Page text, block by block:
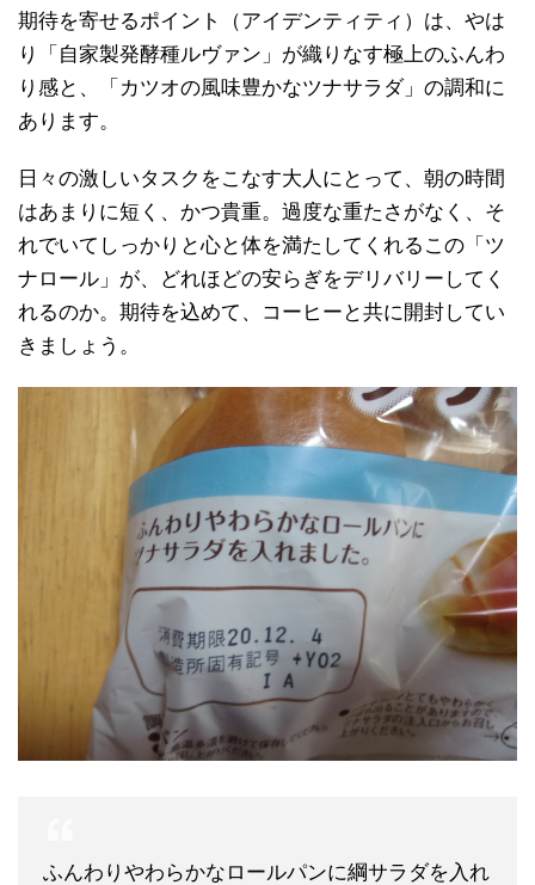
期待を寄せるポイント（アイデンティティ）は、やは
り「自家製発酵種ルヴァン」が織りなす極上のふんわ
り感と、「カツオの風味豊かなツナサラダ」の調和に
あります。
日々の激しいタスクをこなす大人にとって、朝の時間
はあまりに短く、かつ貴重。過度な重たさがなく、そ
れでいてしっかりと心と体を満たしてくれるこの「ツ
ナロール」が、どれほどの安らぎをデリバリーしてく
れるのか。期待を込めて、コーヒーと共に開封してい
きましょう。
ふんわりやわらかなロールパンに綱サラダを入れ